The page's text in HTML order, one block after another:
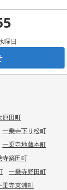
曜日
原田町
一乗寺下リ松町
一乗寺地蔵本町
寺築田町
一乗寺野田町
乗寺東浦町